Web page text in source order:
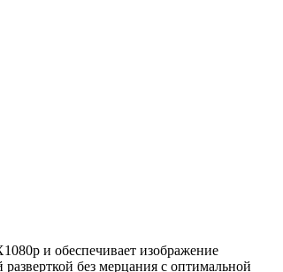
и обеспечивает изображение
без мерцания с оптимальной